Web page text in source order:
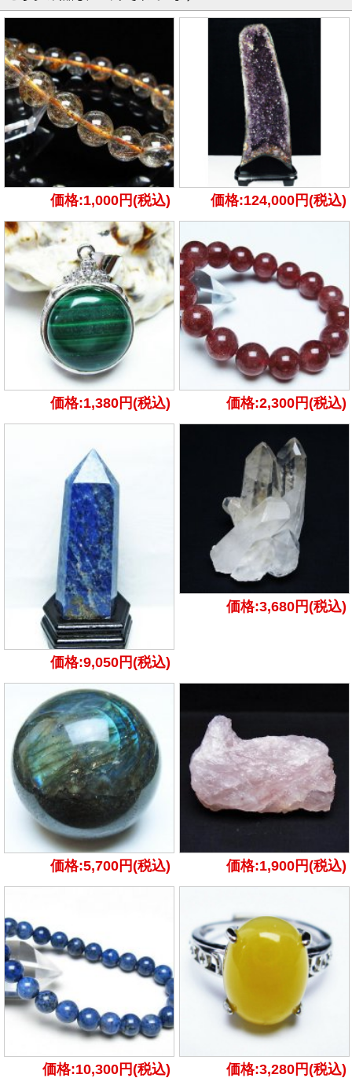
価格:1,000円(税込) 価格:124,000円(税込)
価格:1,380円(税込) 価格:2,300円(税込)
価格:9,050円(税込)
価格:3,680円(税込)
価格:5,700円(税込) 価格:1,900円(税込)
価格:10,300円(税込) 価格:3,280円(税込)